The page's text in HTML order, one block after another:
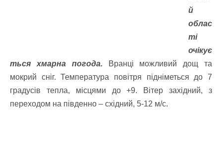
й
облас
ті
очікує
ться хмарна погода. Вранці можливий дощ та
мокрий сніг. Температура повітря підніметься до 7
градусів тепла, місцями до +9. Вітер західний, з
переходом на південно – східний, 5-12 м/с.